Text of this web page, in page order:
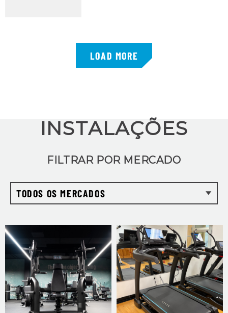
LOAD MORE
INSTALAÇÕES
FILTRAR POR MERCADO